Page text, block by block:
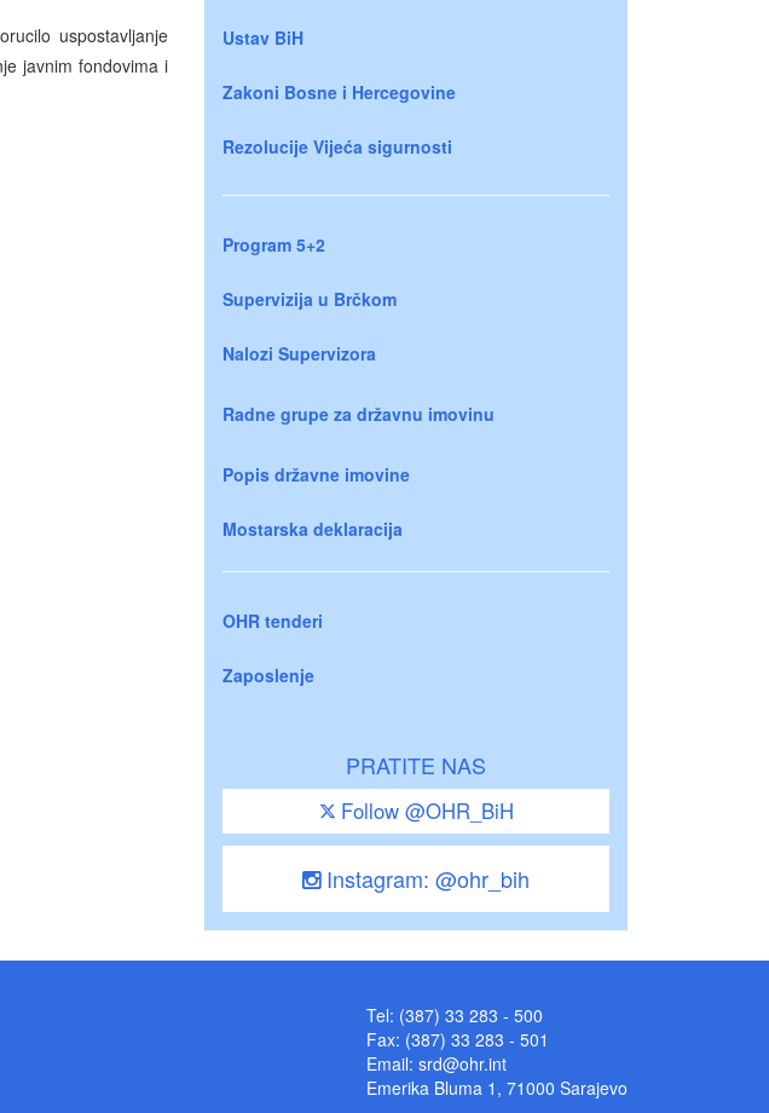
uspostavljanje
javnim fondovima i
Ustav BiH
Zakoni Bosne i Hercegovine
Rezolucije Vijeća sigurnosti
Program 5+2
Supervizija u Brčkom
Nalozi Supervizora
Radne grupe za državnu imovinu
Popis državne imovine
Mostarska deklaracija
OHR tenderi
Zaposlenje
PRATITE NAS
Follow @OHR_BiH
Instagram: @ohr_bih
Tel: (387) 33 283 - 500
Fax: (387) 33 283 - 501
Email: srd@ohr.int
Emerika Bluma 1, 71000 Sarajevo